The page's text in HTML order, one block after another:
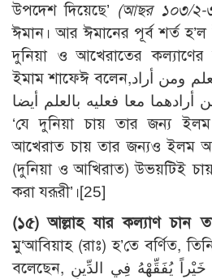
উপদেশ দিয়েছে’ (আছর ১০৩/২-
ঈমান। আর ঈমানের পূর্ব শর্ত
দুনিয়া ও আখেরাতের
ইমাম শাফেঈ বলেন,من أراد الدنيا فعليه بالعلم ومن أراد
أرادهما معا فعليه بالعلم أيضا
‘যে দুনিয়া চায় তার জন্য
আখেরাত চায় তার জন্যও ইলম
(দুনিয়া ও আখিরাত) উভয়টিই
করা যরূরী’।[25]
(১৫) আল্লাহ যার কল্যাণ চান
মু‘আবিয়াহ (রাঃ) হ’তে বর্ণিত,
বলেছেন, مَنْ يُرِدِ اللهُ بِهِ خَيْراً يُفَقِّهْهُ فِي الدِّينِ ‘আল্লাহ